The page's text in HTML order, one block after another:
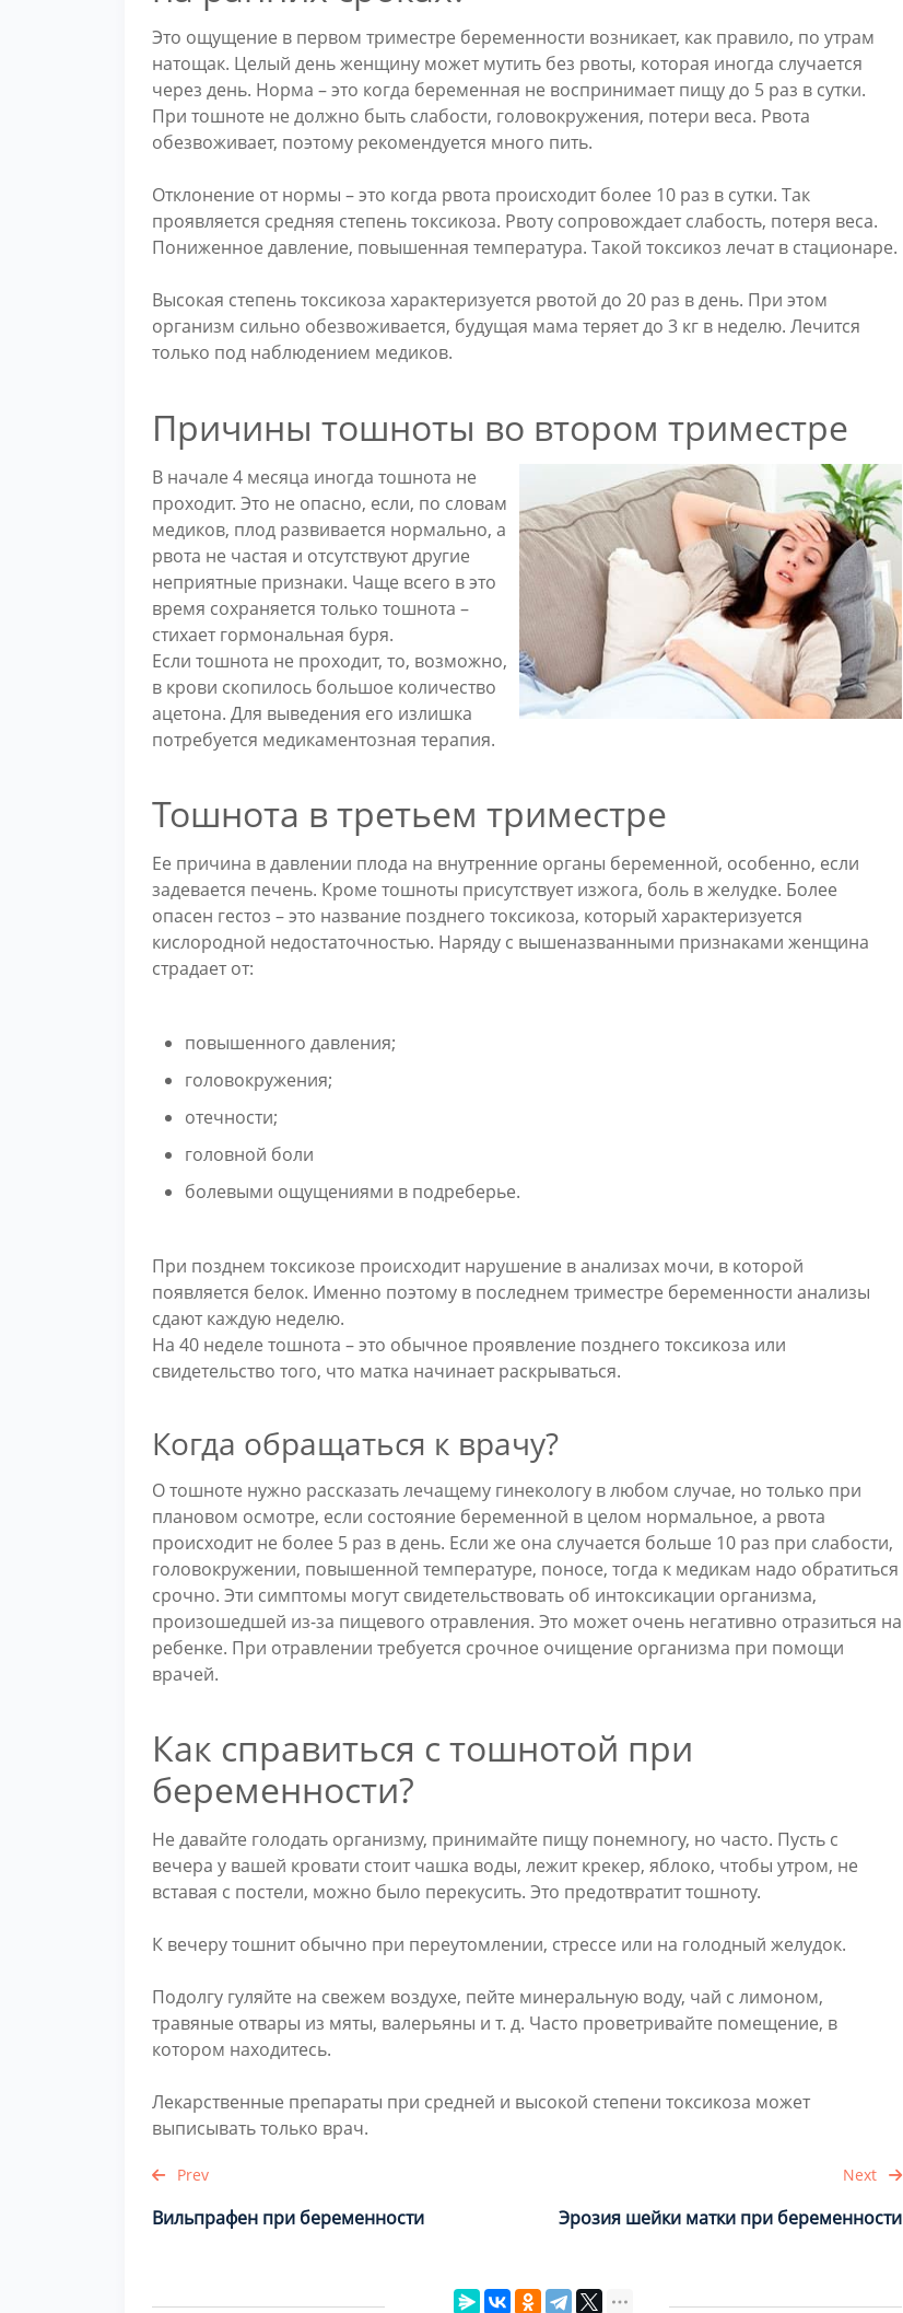
Это ощущение в первом триместре беременности возникает, как правило, по утрам
натощак. Целый день женщину может мутить без рвоты, которая иногда случается
через день. Норма – это когда беременная не воспринимает пищу до 5 раз в сутки.
При тошноте не должно быть слабости, головокружения, потери веса. Рвота
обезвоживает, поэтому рекомендуется много пить.
Отклонение от нормы – это когда рвота происходит более 10 раз в сутки. Так
проявляется средняя степень токсикоза. Рвоту сопровождает слабость, потеря веса.
Пониженное давление, повышенная температура. Такой токсикоз лечат в стационаре.
Высокая степень токсикоза характеризуется рвотой до 20 раз в день. При этом
организм сильно обезвоживается, будущая мама теряет до 3 кг в неделю. Лечится
только под наблюдением медиков.
Причины тошноты во втором триместре
В начале 4 месяца иногда тошнота не
проходит. Это не опасно, если, по словам
медиков, плод развивается нормально, а
рвота не частая и отсутствуют другие
неприятные признаки. Чаще всего в это
время сохраняется только тошнота –
стихает гормональная буря.
Если тошнота не проходит, то, возможно,
в крови скопилось большое количество
ацетона. Для выведения его излишка
потребуется медикаментозная терапия.
Тошнота в третьем триместре
Ее причина в давлении плода на внутренние органы беременной, особенно, если
задевается печень. Кроме тошноты присутствует изжога, боль в желудке. Более
опасен гестоз – это название позднего токсикоза, который характеризуется
кислородной недостаточностью. Наряду с вышеназванными признаками женщина
страдает от:
повышенного давления;
головокружения;
отечности;
головной боли
болевыми ощущениями в подреберье.
При позднем токсикозе происходит нарушение в анализах мочи, в которой
появляется белок. Именно поэтому в последнем триместре беременности анализы
сдают каждую неделю.
На 40 неделе тошнота – это обычное проявление позднего токсикоза или
свидетельство того, что матка начинает раскрываться.
Когда обращаться к врачу?
О тошноте нужно рассказать лечащему гинекологу в любом случае, но только при
плановом осмотре, если состояние беременной в целом нормальное, а рвота
происходит не более 5 раз в день. Если же она случается больше 10 раз при слабости,
головокружении, повышенной температуре, поносе, тогда к медикам надо обратиться
срочно. Эти симптомы могут свидетельствовать об интоксикации организма,
произошедшей из-за пищевого отравления. Это может очень негативно отразиться на
ребенке. При отравлении требуется срочное очищение организма при помощи
врачей.
Как справиться с тошнотой при
беременности?
Не давайте голодать организму, принимайте пищу понемногу, но часто. Пусть с
вечера у вашей кровати стоит чашка воды, лежит крекер, яблоко, чтобы утром, не
вставая с постели, можно было перекусить. Это предотвратит тошноту.
К вечеру тошнит обычно при переутомлении, стрессе или на голодный желудок.
Подолгу гуляйте на свежем воздухе, пейте минеральную воду, чай с лимоном,
травяные отвары из мяты, валерьяны и т. д. Часто проветривайте помещение, в
котором находитесь.
Лекарственные препараты при средней и высокой степени токсикоза может
выписывать только врач.
Prev
Вильпрафен при беременности
Next
Эрозия шейки матки при беременности